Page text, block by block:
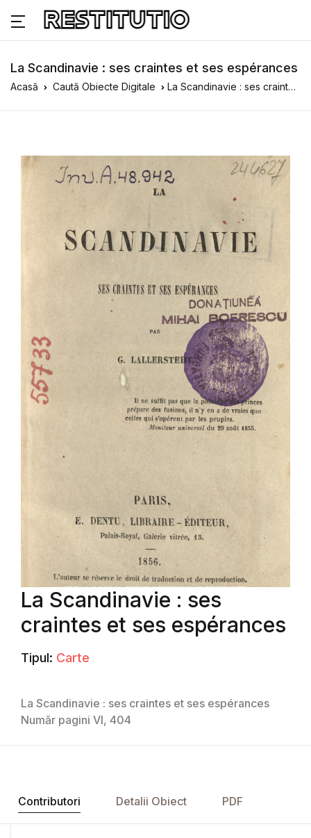
La Scandinavie : ses craintes et ses espérances
Acasă Caută Obiecte Digitale La Scandinavie : ses craintes et ses espérances
La Scandinavie : ses
craintes et ses espérances
Tipul: Carte
La Scandinavie : ses craintes et ses espérances
Număr pagini VI, 404
Contributori Detalii Obiect PDF